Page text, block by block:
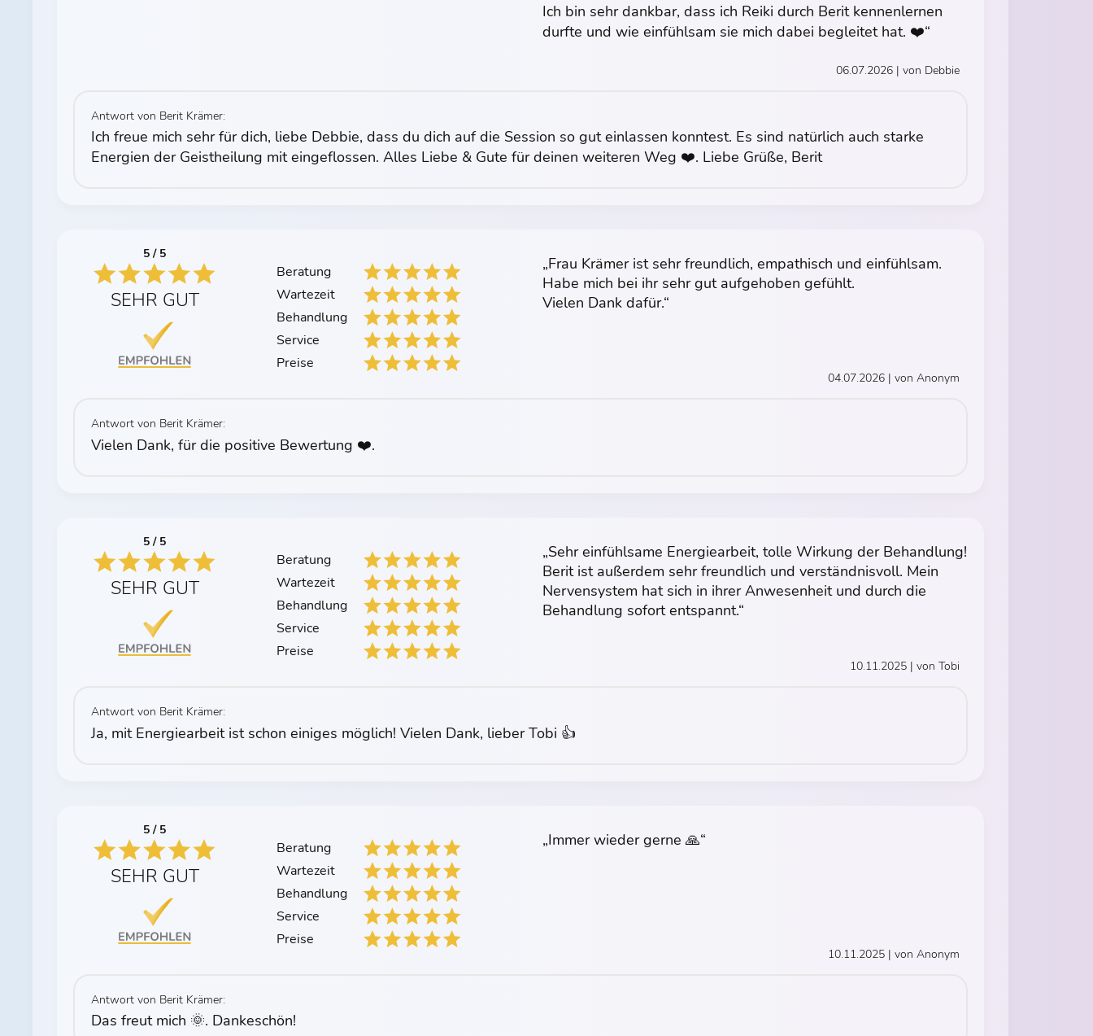
Ich bin sehr dankbar, dass ich Reiki durch Berit kennenlernen
durfte und wie einfühlsam sie mich dabei begleitet hat. ❤️“
06.07.2026 | von Debbie
Antwort von Berit Krämer:
Ich freue mich sehr für dich, liebe Debbie, dass du dich auf die Session so gut einlassen konntest. Es sind natürlich auch starke
Energien der Geistheilung mit eingeflossen. Alles Liebe & Gute für deinen weiteren Weg ❤️. Liebe Grüße, Berit
5 / 5
SEHR GUT
Beratung
Wartezeit
Behandlung
Service
Preise
„Frau Krämer ist sehr freundlich, empathisch und einfühlsam.
Habe mich bei ihr sehr gut aufgehoben gefühlt.
Vielen Dank dafür.“
04.07.2026 | von Anonym
Antwort von Berit Krämer:
Vielen Dank, für die positive Bewertung ❤️.
5 / 5
SEHR GUT
Beratung
Wartezeit
Behandlung
Service
Preise
„Sehr einfühlsame Energiearbeit, tolle Wirkung der Behandlung!
Berit ist außerdem sehr freundlich und verständnisvoll. Mein
Nervensystem hat sich in ihrer Anwesenheit und durch die
Behandlung sofort entspannt.“
10.11.2025 | von Tobi
Antwort von Berit Krämer:
Ja, mit Energiearbeit ist schon einiges möglich! Vielen Dank, lieber Tobi 👍
5 / 5
SEHR GUT
Beratung
Wartezeit
Behandlung
Service
Preise
„Immer wieder gerne 🙏“
10.11.2025 | von Anonym
Antwort von Berit Krämer:
Das freut mich 🌞. Dankeschön!